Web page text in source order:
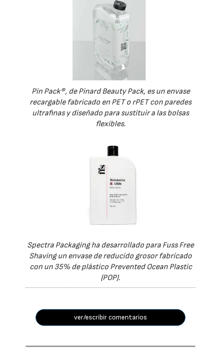
Pin Pack®, de Pinard Beauty Pack, es un envase
recargable fabricado en PET o rPET con paredes
ultrafinas y diseñado para sustituir a las bolsas
flexibles.
Spectra Packaging ha desarrollado para Fuss Free
Shaving un envase de reducido grosor fabricado
con un 35% de plástico Prevented Ocean Plastic
(POP).
ver/escribir comentarios